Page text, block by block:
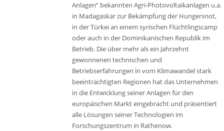
Anlagen“ bekannten Agri-Photovoltaikanlagen u.a.
in Madagaskar zur Bekämpfung der Hungersnot,
in der Türkei an einem syrischen Flüchtlingscamp
oder auch in der Dominikanischen Republik im
Betrieb. Die über mehr als ein Jahrzehnt
gewonnenen technischen und
Betriebserfahrungen in vom Klimawandel stark
beeinträchtigten Regionen hat das Unternehmen
in die Entwicklung seiner Anlagen für den
europäischen Markt eingebracht und präsentiert
alle Lösungen seiner Technologien im
Forschungszentrum in Rathenow.